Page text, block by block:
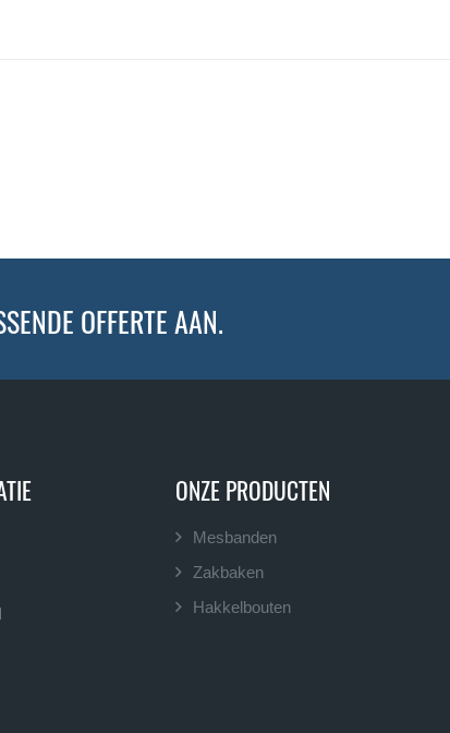
OFFERTE AAN.
ONZE PRODUCTEN
Mesbanden
Zakbaken
Hakkelbouten